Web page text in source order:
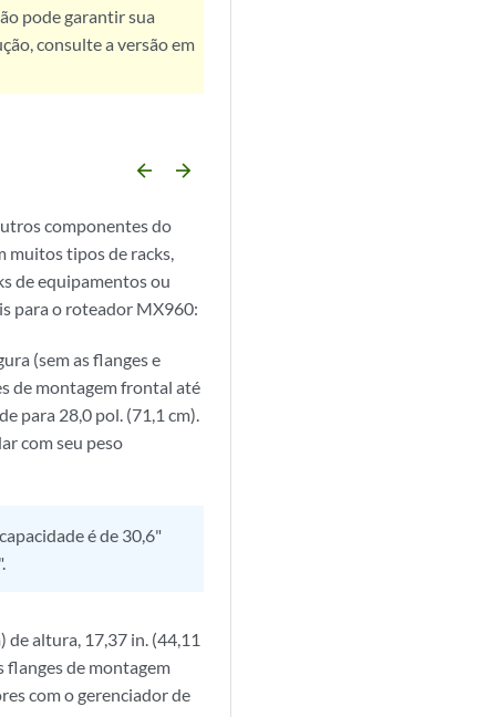
pode garantir sua
consulte a versão em
arrow_backward arrow_forward
componentes do
muitos tipos de racks,
de equipamentos ou
para o roteador MX960:
(sem as flanges e
de montagem frontal até
para 28,0 pol. (71,1 cm).
com seu peso
é de 30,6"
de altura, 17,37 in. (44,11
flanges de montagem
com o gerenciador de